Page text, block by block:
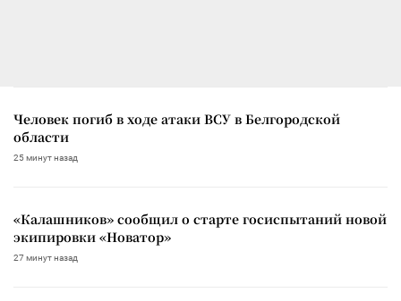
Человек погиб в ходе атаки ВСУ в Белгородской
области
25 минут назад
«Калашников» сообщил о старте госиспытаний новой
экипировки «Новатор»
27 минут назад